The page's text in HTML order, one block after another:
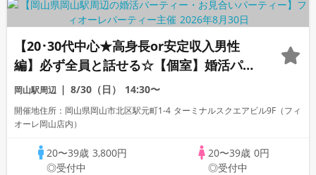
【20･30代中心★高身長or安定収入男性
編】必ず全員と話せる☆【個室】婚活パー
ティー～真剣な出会い～
岡山駅周辺 8/30（日） 14:30〜
開催地住所：岡山県岡山市北区駅元町1-4 ターミナルスクエアビル9F（フィ
オーレ岡山店内）
20〜39歳 3,800円
◎受付中
20〜39歳 0円
◎受付中